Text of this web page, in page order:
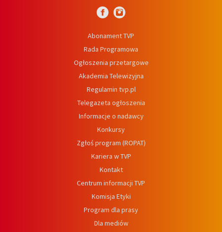
Abonament TVP
Rada Programowa
Ogłoszenia przetargowe
Akademia Telewizyjna
Regulamin tvp.pl
Telegazeta ogłoszenia
Informacje o nadawcy
Konkursy
Zgłoś program (ROPAT)
Kariera w TVP
Kontakt
Centrum informacji TVP
Komisja Etyki
Program dla prasy
Dla mediów